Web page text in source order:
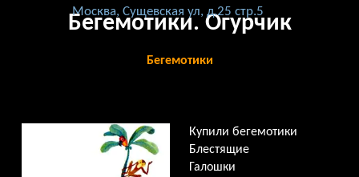
Москва, Сущевская ул, д.25 стр.5
Бегемотики. Огурчик
Бегемотики
Купили бегемотики
Блестящие
Галошки